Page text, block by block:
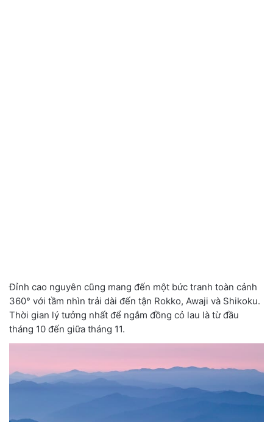
Đỉnh cao nguyên cũng mang đến một bức tranh toàn cảnh
360° với tầm nhìn trải dài đến tận Rokko, Awaji và Shikoku.
Thời gian lý tưởng nhất để ngắm đồng cỏ lau là từ đầu
tháng 10 đến giữa tháng 11.